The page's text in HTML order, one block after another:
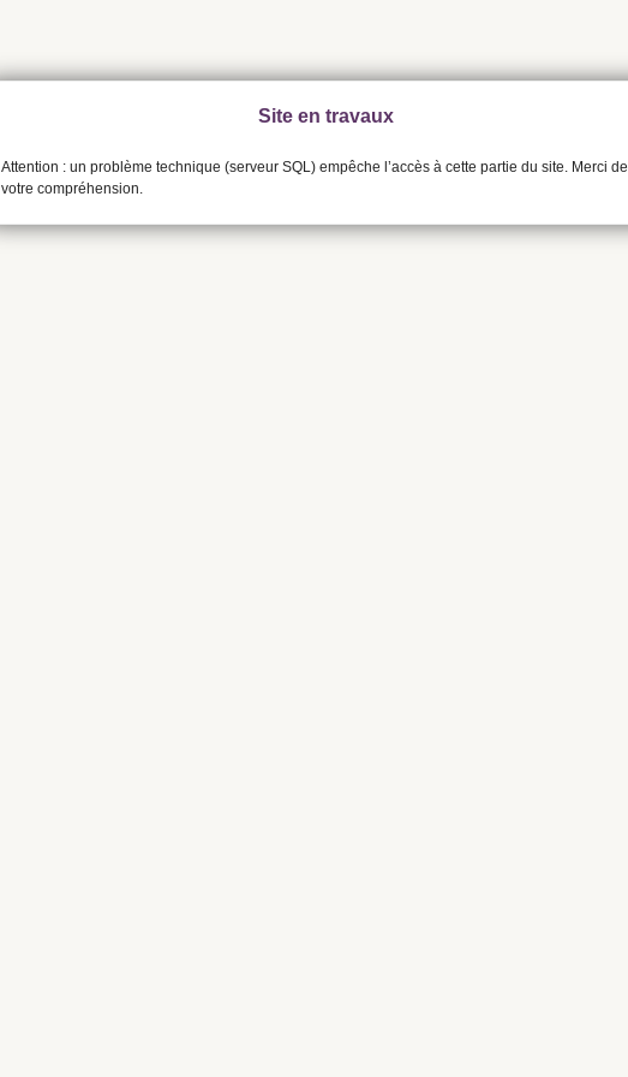
Site en travaux
Attention : un problème technique (serveur SQL) empêche l’accès à cette partie du site. Merci de
votre compréhension.